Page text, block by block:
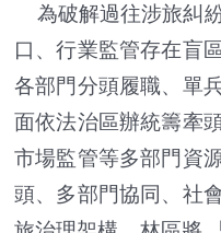
為破解過往涉旅糾
口、行業監管存在盲
各部門分頭履職、單
面依法治區辦統籌牽
市場監管等多部門資
頭、多部門協同、社